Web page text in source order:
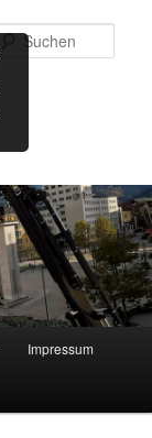
Impressum